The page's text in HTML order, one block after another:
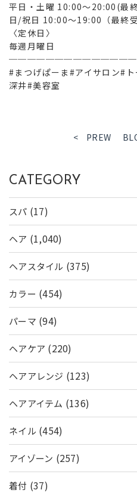
平日・土曜 10:00～20:00(最
日/祝日 10:00～19:00（最終
〈定休日〉
毎週月曜日
#まつげぱーま#アイサロン#
深井#美容室
< PREW
CATEGORY
スパ (17)
ヘア (1,040)
ヘアスタイル (375)
カラー (454)
パーマ (94)
ヘアケア (220)
ヘアアレンジ (123)
ヘアアイテム (136)
ネイル (454)
アイゾーン (257)
着付 (37)